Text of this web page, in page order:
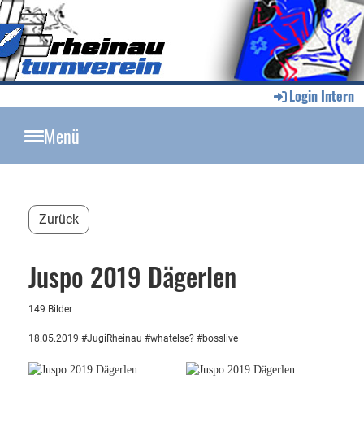
Login Intern
Menü
Zurück
Juspo 2019 Dägerlen
149 Bilder
18.05.2019 #JugiRheinau #whatelse? #bosslive